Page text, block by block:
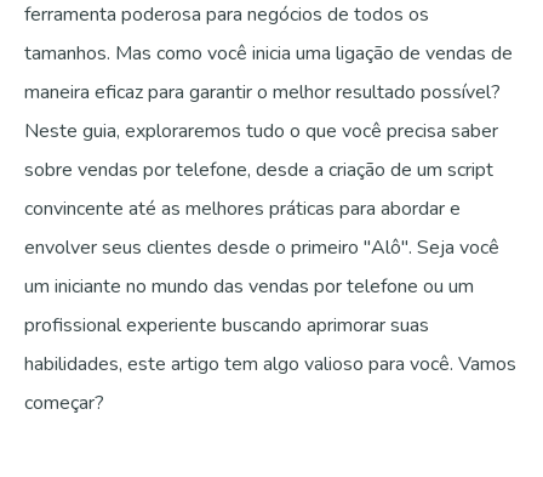
ferramenta poderosa para negócios de todos os
tamanhos. Mas como você inicia uma ligação de vendas de
maneira eficaz para garantir o melhor resultado possível?
Neste guia, exploraremos tudo o que você precisa saber
sobre vendas por telefone, desde a criação de um script
convincente até as melhores práticas para abordar e
envolver seus clientes desde o primeiro "Alô". Seja você
um iniciante no mundo das vendas por telefone ou um
profissional experiente buscando aprimorar suas
habilidades, este artigo tem algo valioso para você. Vamos
começar?